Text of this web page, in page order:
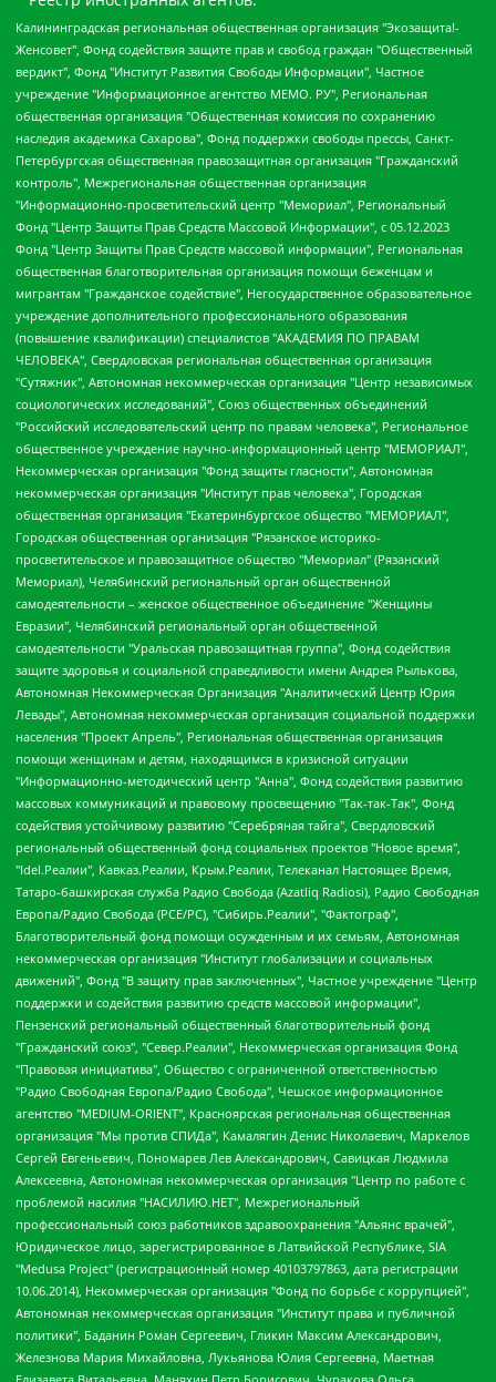
Калининградская региональная общественная организация "Экозащита!-Женсовет", Фонд содействия защите прав и свобод граждан "Общественный вердикт", Фонд "Институт Развития Свободы Информации", Частное учреждение "Информационное агентство МЕМО. РУ", Региональная общественная организация "Общественная комиссия по сохранению наследия академика Сахарова", Фонд поддержки свободы прессы, Санкт-Петербургская общественная правозащитная организация "Гражданский контроль", Межрегиональная общественная организация "Информационно-просветительский центр "Мемориал", Региональный Фонд "Центр Защиты Прав Средств Массовой Информации", с 05.12.2023 Фонд "Центр Защиты Прав Средств массовой информации", Региональная общественная благотворительная организация помощи беженцам и мигрантам "Гражданское содействие", Негосударственное образовательное учреждение дополнительного профессионального образования (повышение квалификации) специалистов "АКАДЕМИЯ ПО ПРАВАМ ЧЕЛОВЕКА", Свердловская региональная общественная организация "Сутяжник", Автономная некоммерческая организация "Центр независимых социологических исследований", Союз общественных объединений "Российский исследовательский центр по правам человека", Региональное общественное учреждение научно-информационный центр "МЕМОРИАЛ", Некоммерческая организация "Фонд защиты гласности", Автономная некоммерческая организация "Институт прав человека", Городская общественная организация "Екатеринбургское общество "МЕМОРИАЛ", Городская общественная организация "Рязанское историко-просветительское и правозащитное общество "Мемориал" (Рязанский Мемориал), Челябинский региональный орган общественной самодеятельности – женское общественное объединение "Женщины Евразии", Челябинский региональный орган общественной самодеятельности "Уральская правозащитная группа", Фонд содействия защите здоровья и социальной справедливости имени Андрея Рылькова, Автономная Некоммерческая Организация "Аналитический Центр Юрия Левады", Автономная некоммерческая организация социальной поддержки населения "Проект Апрель", Региональная общественная организация помощи женщинам и детям, находящимся в кризисной ситуации "Информационно-методический центр "Анна", Фонд содействия развитию массовых коммуникаций и правовому просвещению "Так-так-Так", Фонд содействия устойчивому развитию "Серебряная тайга", Свердловский региональный общественный фонд социальных проектов "Новое время", "Idel.Реалии", Кавказ.Реалии, Крым.Реалии, Телеканал Настоящее Время, Татаро-башкирская служба Радио Свобода (Azatliq Radiosi), Радио Свободная Европа/Радио Свобода (PCE/PC), "Сибирь.Реалии", "Фактограф", Благотворительный фонд помощи осужденным и их семьям, Автономная некоммерческая организация "Институт глобализации и социальных движений", Фонд "В защиту прав заключенных", Частное учреждение "Центр поддержки и содействия развитию средств массовой информации", Пензенский региональный общественный благотворительный фонд "Гражданский союз", "Север.Реалии", Некоммерческая организация Фонд "Правовая инициатива", Общество с ограниченной ответственностью "Радио Свободная Европа/Радио Свобода", Чешское информационное агентство "MEDIUM-ORIENT", Красноярская региональная общественная организация "Мы против СПИДа", Камалягин Денис Николаевич, Маркелов Сергей Евгеньевич, Пономарев Лев Александрович, Савицкая Людмила Алексеевна, Автономная некоммерческая организация "Центр по работе с проблемой насилия "НАСИЛИЮ.НЕТ", Межрегиональный профессиональный союз работников здравоохранения "Альянс врачей", Юридическое лицо, зарегистрированное в Латвийской Республике, SIA "Medusa Project" (регистрационный номер 40103797863, дата регистрации 10.06.2014), Некоммерческая организация "Фонд по борьбе с коррупцией", Автономная некоммерческая организация "Институт права и публичной политики", Баданин Роман Сергеевич, Гликин Максим Александрович, Железнова Мария Михайловна, Лукьянова Юлия Сергеевна, Маетная Елизавета Витальевна, Маняхин Петр Борисович, Чуракова Ольга Владимировна, Ярош Юлия Петровна, Юридическое лицо "The Insider SIA", зарегистрированное в Риге, Латвийская Республика (дата регистрации 26.06.2015), являющееся администратором доменного имени интернет-издания "The Insider SIA", https://theins.ru, Постернак Алексей Евгеньевич, Рубин Михаил Аркадьевич, Анин Роман Александрович, Юридическое лицо Istories fonds, зарегистрированное в Латвийской Республике (регистрационный номер 50008295751, дата регистрации 24.02.2020), Великовский Дмитрий Александрович, Долинина Ирина Николаевна, Мароховская Алеся Алексеевна, Шлейнов Роман Юрьевич, Шмагун Олеся Валентиновна, Общество с ограниченной ответственностью "Альтаир 2021", Общество с ограниченной ответственностью "Вега 2021", Общество с ограниченной ответственностью "Главный редактор 2021", Общество с ограниченной ответственностью "Ромашки монолит", Важенков Артем Валерьевич, Ивановская областная общественная организация "Центр гендерных исследований", Гурман Юрий Альбертович, Медиапроект "ОВД-Инфо", Егоров Владимир Владимирович, Жилинский Владимир Александрович, Общество с ограниченной ответственностью "ЗП", Иванова София Юрьевна, Карезина Инна Павловна, Кильтау Екатерина Викторовна, Петров Алексей Викторович, Пискунов Сергей Евгеньевич, Смирнов Сергей Сергеевич, Тихонов Михаил Сергеевич, Общество с ограниченной ответственностью "ЖУРНАЛИСТ-ИНОСТРАННЫЙ АГЕНТ", Арапова Галина Юрьевна, Вольтская Татьяна Анатольевна, Американская компания "Mason G.E.S. Anonymous Foundation" (США), являющаяся владельцем интернет-издания https://mnews.world/, Компания "Stichting Bellingcat", зарегистрированная в Нидерландах (дата регистрации 11.07.2018), Захаров Андрей Вячеславович, Клепиковская Екатерина Дмитриевна, Общество с ограниченной ответственностью "МЕМО", Перл Роман Александрович, Симонов Евгений Алексеевич, Соловьева Елена Анатольевна, Сотников Даниил Владимирович, Сурначева Елизавета Дмитриевна, Автономная некоммерческая организация по защите прав человека и информированию населения "Якутия – Наше Мнение", Общество с ограниченной ответственностью "Москоу диджитал медиа", с 26.01.2023 Общество с ограниченной ответственностью "Чайка Белые сады", Ветошкина Валерия Валерьевна, Заговора Максим Александрович, Межрегиональное общественное движение "Российская ЛГБТ - сеть", Оленичев Максим Владимирович, Павлов Иван Юрьевич, Скворцова Елена Сергеевна, Общество с ограниченной ответственностью "Как бы инагент", Кочетков Игорь Викторович, Общество с ограниченной ответственностью "Честные выборы", Еланчик Олег Александрович, Общество с ограниченной ответственностью "Нобелевский призыв", Гималова Регина Эмилевна, Григорьев Андрей Валерьевич, Григорьева Алина Александровна, Ассоциация по содействию защите прав призывников, альтернативнослужащих и военнослужащих "Правозащитная группа "Гражданин.Армия.Право", Хисамова Регина Фаритовна, Автономная некоммерческая организация по реализации социально-правовых программ "Лилит", Дальневосточное общественное движение "Маяк", Санкт-Петербургская ЛГБТ-инициативная группа "Выход", Инициативная группа ЛГБТ+ "Реверс", Алексеев Андрей Викторович, Бекбулатова Таисия Львовна, Беляев Иван Михайлович, Владыкина Елена Сергеевна, Гельман Марат Александрович, Никульшина Вероника Юрьевна, Толоконникова Надежда Андреевна, Шендерович Виктор Анатольевич, Общество с ограниченной ответственностью "Данное сообщение", Общество с ограниченной ответственностью Издательский дом "Новая глава", Айнбиндер Александра Александровна, Московский комьюнити-центр для ЛГБТ+инициатив, Благотворительный фонд развития филантропии, Deutsche Welle (Германия, Kurt-Schumacher-Strasse 3, 53113 Bonn), Борзунова Мария Михайловна, Воробьев Виктор Викторович, Голубева Анна Львовна, Константинова Алла Михайловна, Малкова Ирина Владимировна, Мурадов Мурад Абдулгалимович, Осетинская Елизавета Николаевна, Понасенков Евгений Николаевич, Ганапольский Матвей Юрьевич, Киселев Евгений Алексеевич, Борухович Ирина Григорьевна, Дремин Иван Тимофеевич, Дубровский Дмитрий Викторович, Красноярская региональная общественная организация поддержки и развития альтернативных образовательных технологий и межкультурных коммуникаций "ИНТЕРРА", Маяковская Екатерина Алексеевна, Фейгин Марк Захарович, Филимонов Андрей Викторович, Дзугкоева Регина Николаевна, Доброхотов Роман Александрович, Дудь Юрий Александрович, Елкин Сергей Владимирович, Кругликов Кирилл Игоревич, Сабунаева Мария Леонидовна, Семенов Алексей Владимирович, Шаинян Карен Багратович, Шульман Екатерина Михайловна, Асафьев Артур Валерьевич, Вахштайн Виктор Семенович, Венедиктов Алексей Алексеевич, Лушникова Екатерина Евгеньевна, Волков Леонид Михайлович, Невзоров Александр Глебович, Пархоменко Сергей Борисович, Сироткин Ярослав Николаевич, Кара-Мурза Владимир Владимирович, Баранова Наталья Владимировна, Гозман Леонид Яковлевич, Кагарлицкий Борис Юльевич, Климарев Михаил Валерьевич, Милов Владимир Станиславович, Автономная некоммерческая организация Краснодарский центр современного искусства "Типография", Моргенштерн Алишер Тагирович, Соболь Любовь Эдуардовна, Общество с ограниченной ответственностью "ЛИЗА НОРМ", Каспаров Гарри Кимович, Ходорковский Михаил Борисович, Общество с ограниченной ответственностью "Апрельские тезисы", Данилович Ирина Брониславовна, Кашин Олег Владимирович, Петров Николай Владимирович, Пивоваров Алексей Владимирович, Соколов Михаил Владимирович, Цветкова Юлия Владимировна, Чичваркин Евгений Александрович, Комитет против пыток/Команда против пыток, Общество с ограниченной ответственностью "Первый научный", Общество с ограниченной ответственностью "Вертолет и ко", Белоцерковская Вероника Борисовна, Кац Максим Евгеньевич, Лазарева Татьяна Юрьевна, Шаведдинов Руслан Табризович, Яшин Илья Валерьевич, Общество с ограниченной ответственностью "Иноагент ААВ", Алешковский Дмитрий Петрович, Альбац Евгения Марковна, Быков Дмитрий Львович, Галямина Юлия Евгеньевна, Лойко Сергей Леонидович, Мартынов Кирилл Константинович, Медведев Сергей Александрович, Крашенинников Федор Геннадиевич, Гордеева Катерина Вл